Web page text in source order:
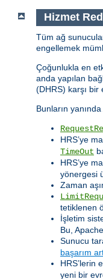
Hizmet
Tüm ağ
engellemek
Çoğunlukla en
anda yapılan
(DHRS) karşı bir
Bunların
HRS’ye
TimeOut
HRS’ye
yönergesi
Zaman
tetiklenen
İşletim
Bu,
Sunucu
başarım
HRS’lerin
yeni bir